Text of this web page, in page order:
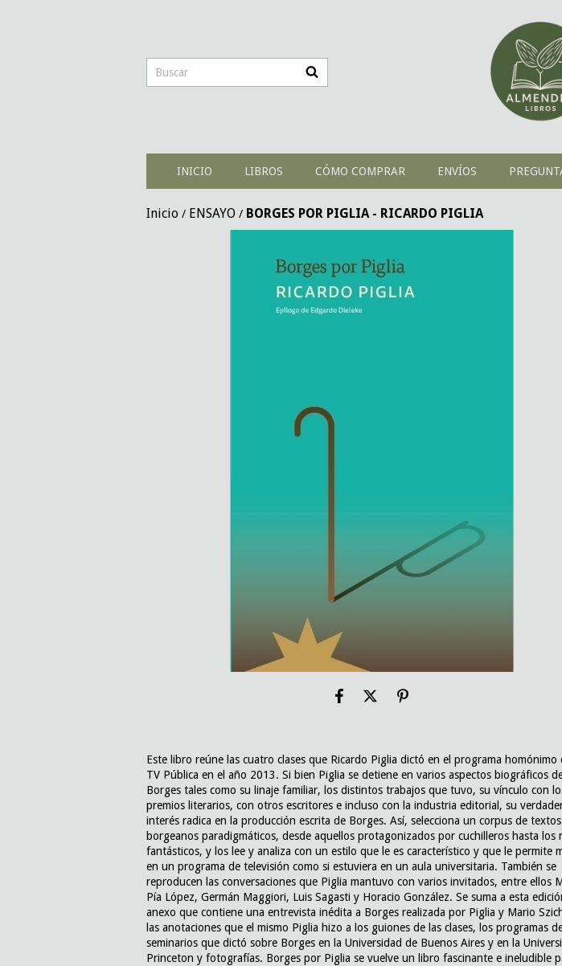
INICIO LIBROS CÓMO COMPRAR ENVÍOS
Inicio / ENSAYO / BORGES POR PIGLIA - RICARDO PIGLIA
Este libro reúne las cuatro clases que Ricardo Piglia dictó en el programa homónimo
TV Pública en el año 2013. Si bien Piglia se detiene en varios aspectos biográficos
Borges tales como su linaje familiar, los distintos trabajos que tuvo, su vínculo con
premios literarios, con otros escritores e incluso con la industria editorial, su
interés radica en la producción escrita de Borges. Así, selecciona un corpus de textos
borgeanos paradigmáticos, desde aquellos protagonizados por cuchilleros hasta los
fantásticos, y los lee y analiza con un estilo que le es característico y que le permite
en un programa de televisión como si estuviera en un aula universitaria. También se
reproducen las conversaciones que Piglia mantuvo con varios invitados, entre ellos
Pía López, Germán Maggiori, Luis Sagasti y Horacio González. Se suma a esta
anexo que contiene una entrevista inédita a Borges realizada por Piglia y Mario
las anotaciones que el mismo Piglia hizo a los guiones de las clases, los programas
seminarios que dictó sobre Borges en la Universidad de Buenos Aires y en la
Princeton y fotografías. Borges por Piglia se vuelve un libro fascinante e ineludible